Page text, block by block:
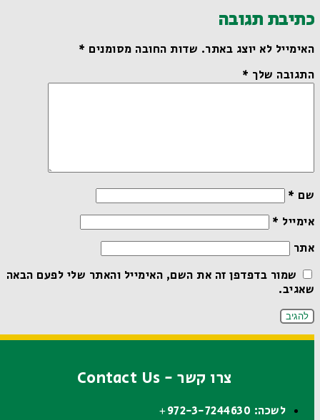
כתיבת תגובה
האימייל לא יוצג באתר.שדות החובה מסומנים*
התגובה שלך*
שם*
אימייל*
אתר
שמור בדפדפן זה את השם, האימייל והאתר שלי לפעם הבאה
שאגיב.
צרו קשר - Contact Us
לשכה: 972-3-7244630+